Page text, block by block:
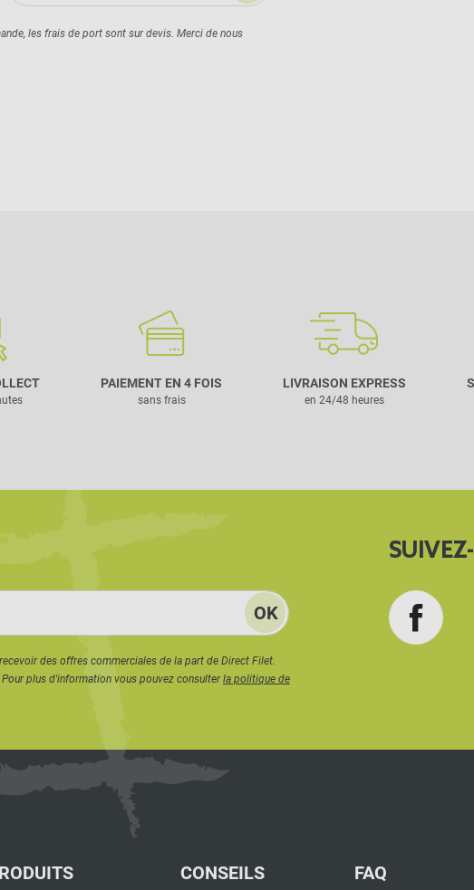
les frais de port sont sur devis. Merci de nous
PAIEMENT EN 4 FOIS
sans frais
LIVRAISON EXPRESS
en 24/48 heures
des offres commerciales de la part de Direct Filet.
plus d'information vous pouvez consulterla politique de
CONSEILS FAQ